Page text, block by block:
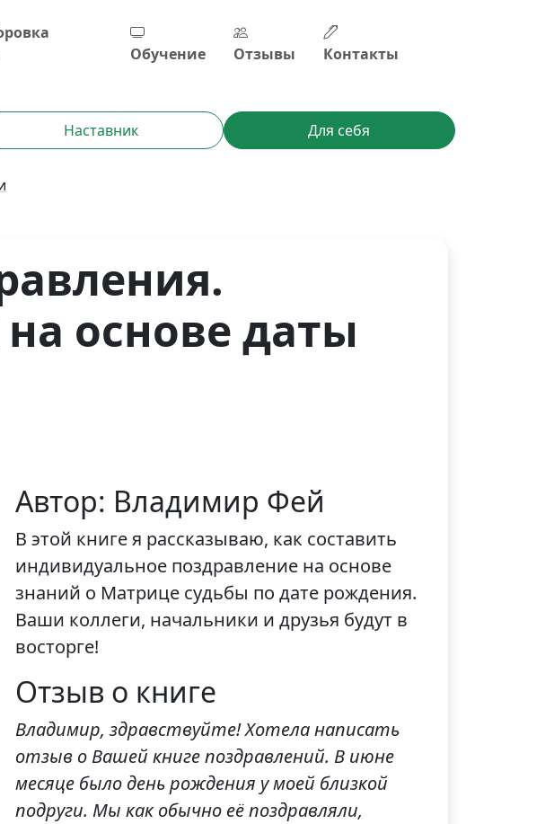
Обучение Отзывы Контакты
Наставник Для себя
основе даты
Автор: Владимир Фей
В этой книге я рассказываю, как составить
индивидуальное поздравление на основе
знаний о Матрице судьбы по дате рождения.
Ваши коллеги, начальники и друзья будут в
восторге!
Отзыв о книге
Владимир, здравствуйте! Хотела написать
отзыв о Вашей книге поздравлений. В июне
месяце было день рождения у моей близкой
подруги. Мы как обычно её поздравляли,